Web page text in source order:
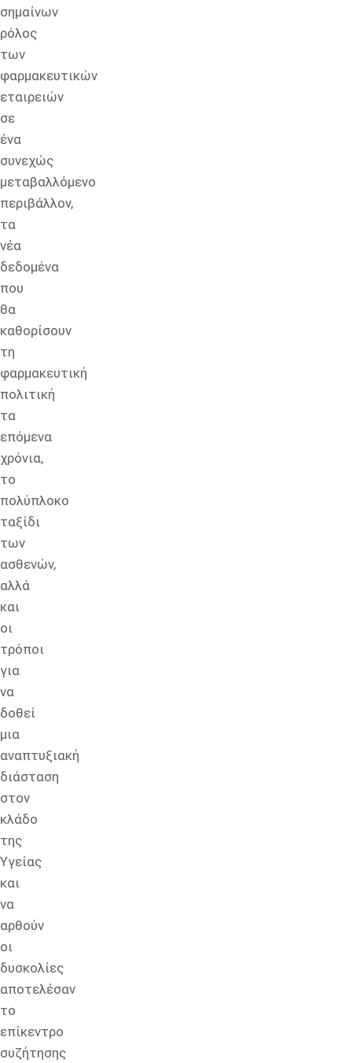
σημαίνων
ρόλος
των
φαρμακευτικών
εταιρειών
σε
ένα
συνεχώς
μεταβαλλόμενο
περιβάλλον,
τα
νέα
δεδομένα
που
θα
καθορίσουν
τη
φαρμακευτική
πολιτική
τα
επόμενα
χρόνια,
το
πολύπλοκο
ταξίδι
των
ασθενών,
αλλά
και
οι
τρόποι
για
να
δοθεί
μια
αναπτυξιακή
διάσταση
στον
κλάδο
της
Υγείας
και
να
αρθούν
οι
δυσκολίες
αποτελέσαν
το
επίκεντρο
συζήτησης